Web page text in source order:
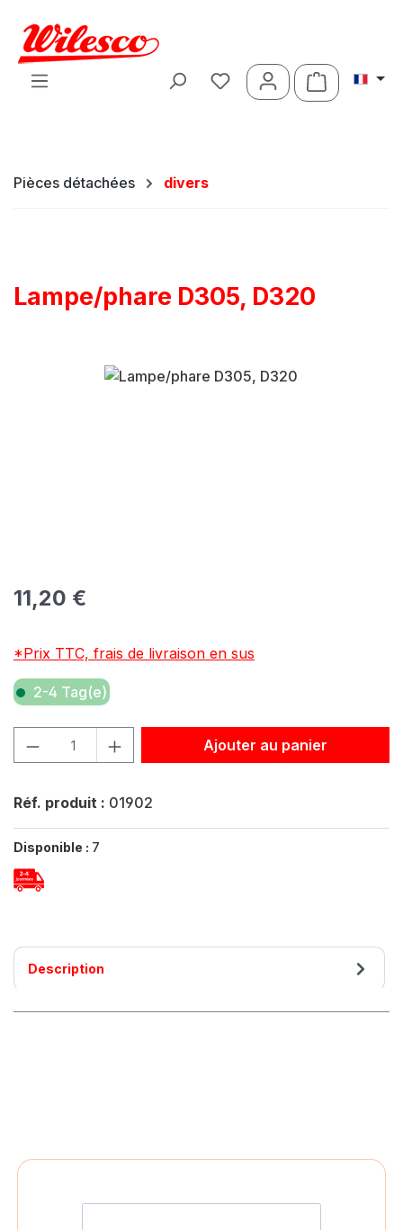
Passer au contenu principal
Le panier
Pièces détachées divers
Lampe/phare D305, D320
Ignorer la galerie d'images
Prix régulier :
11,20 €
*Prix TTC, frais de livraison en sus
2-4 Tag(e)
Quantité de produit : Entrez la quantité souhaitée ou
Ajouter au panier
Réf. produit : 01902
Disponible : 7
Description